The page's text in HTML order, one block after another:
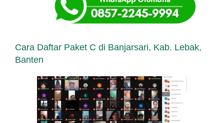
Cara Daftar Paket C di Banjarsari, Kab. Lebak,
Banten